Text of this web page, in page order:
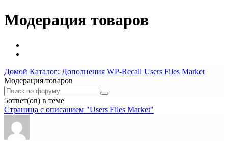
Модерация товаров
Домой Каталог: Дополнения WP-Recall Users Files Market
Модерация товаров
5ответ(ов) в теме
Страница c описанием "Users Files Market"